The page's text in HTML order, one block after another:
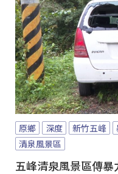
原鄉 深度 新竹五峰
清泉風景區
五峰清泉風景區傳